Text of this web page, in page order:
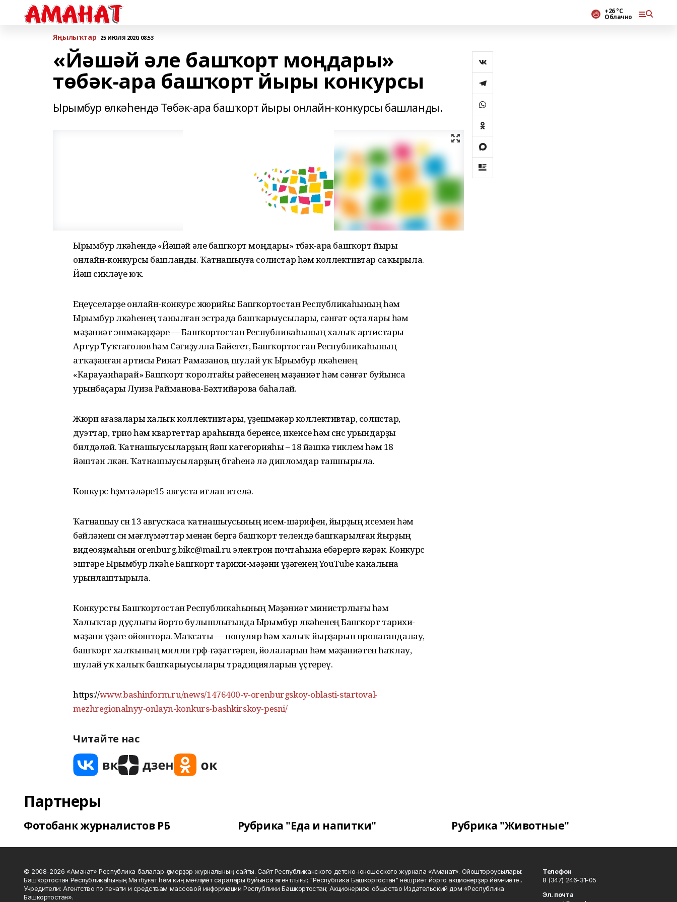
+26 °С
Облачно
Яңылыҡтар 25 ИЮЛЯ 2020, 08:53
«Йәшәй әле башҡорт моңдары»
төбәк-ара башҡорт йыры конкурсы
Ырымбур өлкәһендә Төбәк-ара башҡорт йыры онлайн-конкурсы башланды.
Ырымбур өлкәһендә «Йәшәй әле башҡорт моңдары» төбәк-ара башҡорт йыры
онлайн-конкурсы башланды. Ҡатнашыуға солистар һәм коллективтар саҡырыла.
Йәш сикләүе юҡ.
Еңеүселәрҙе онлайн-конкурс жюрийы: Башҡортостан Республикаһының һәм
Ырымбур өлкәһенең танылған эстрада башҡарыусылары, сәнғәт оҫталары һәм
мәҙәниәт эшмәкәрҙәре — Башҡортостан Республикаһының халыҡ артистары
Артур Туҡтағолов һәм Сәғиҙулла Байегет, Башҡортостан Республикаһының
атҡаҙанған артисы Ринат Рамазанов, шулай уҡ Ырымбур өлкәһенең
«Карауанһарай» Башҡорт ҡоролтайы рәйесенең мәҙәниәт һәм сәнғәт буйынса
урынбаҫары Луиза Райманова-Бәхтийәрова баһалай.
Жюри ағазалары халыҡ коллективтары, үҙешмәкәр коллективтар, солистар,
дуэттар, трио һәм квартеттар араһында беренсе, икенсе һәм өсөнсө урындарҙы
билдәләй. Ҡатнашыусыларҙың йәш категорияһы – 18 йәшкә тиклем һәм 18
йәштән өлкән. Ҡатнашыусыларҙың бөтәһенә лә дипломдар тапшырыла.
Конкурс һөҙөмтәләре15 августа иғлан ителә.
Ҡатнашыу өсөн 13 авгусҡаса ҡатнашыусының исем-шәрифен, йырҙың исемен һәм
бәйләнеш өсөн мәғлүмәттәр менән бергә башҡорт телендә башҡарылған йырҙың
видеояҙмаһын orenburg.bikc@mail.ru электрон почтаһына ебәрергә кәрәк. Конкурс
эштәре Ырымбур өлкәһе Башҡорт тарихи-мәҙәни үҙәгенең YouTube каналына
урынлаштырыла.
Конкурсты Башҡортостан Республикаһының Мәҙәниәт министрлығы һәм
Халыҡтар дуҫлығы йорто булышлығында Ырымбур өлкәһенең Башҡорт тарихи-
мәҙәни үҙәге ойоштора. Маҡсаты — популяр һәм халыҡ йырҙарын пропагандалау,
башҡорт халҡының милли ғөрөф-ғәҙәттәрен, йолаларын һәм мәҙәниәтен һаҡлау,
шулай уҡ халыҡ башҡарыусылары традицияларын үҫтереү.
https://www.bashinform.ru/news/1476400-v-orenburgskoy-oblasti-startoval-
mezhregionalnyy-onlayn-konkurs-bashkirskoy-pesni/
Читайте нас
Партнеры
Фотобанк журналистов РБ Рубрика "Еда и напитки" Рубрика "Животные"
© 2008-2026 «Аманат» Республика балалар-үҫмерҙәр журналының сайты. Сайт Республиканского детско-юношеского журнала «Аманат». Ойоштороусылары:
Башҡортостан Республикаһының Матбуғат һәм киң мәғлүмәт саралары буйынса агентлығы; "Республика Башкортостан" нәшриәт йорто акционерҙар йәмғиәте..
Учредители: Агентство по печати и средствам массовой информации Республики Башкортостан; Акционерное общество Издательский дом «Республика
Башкортостан».
Телефон
8 (347) 246-31-05
Эл. почта